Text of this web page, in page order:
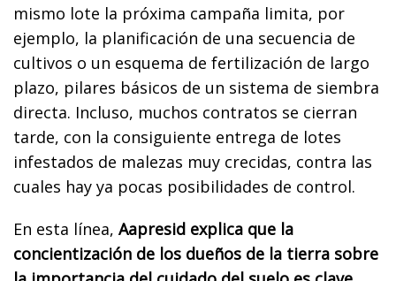
mismo lote la próxima campaña limita, por
ejemplo, la planificación de una secuencia de
cultivos o un esquema de fertilización de largo
plazo, pilares básicos de un sistema de siembra
directa. Incluso, muchos contratos se cierran
tarde, con la consiguiente entrega de lotes
infestados de malezas muy crecidas, contra las
cuales hay ya pocas posibilidades de control.
En esta línea, Aapresid explica que la
concientización de los dueños de la tierra sobre